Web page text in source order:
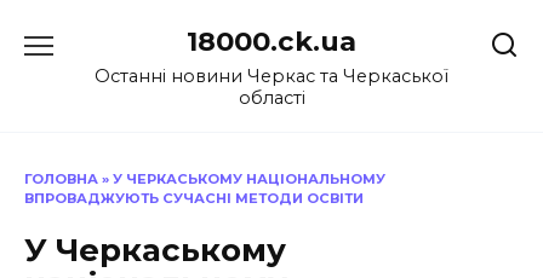
до
18000.ck.ua
Останні новини Черкас та Черкаської
області
ГОЛОВНА » У ЧЕРКАСЬКОМУ НАЦІОНАЛЬНОМУ
ВПРОВАДЖУЮТЬ СУЧАСНІ МЕТОДИ ОСВІТИ
У Черкаському